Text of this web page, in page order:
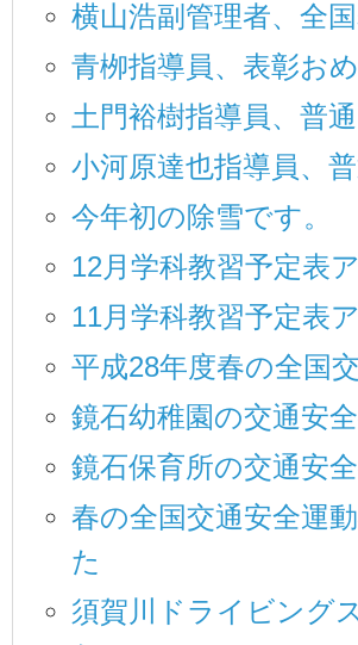
横山浩副管理者、全
青栁指導員、表彰お
土門裕樹指導員、普
小河原達也指導員、
今年初の除雪です。
12月学科教習予定表
11月学科教習予定表
平成28年度春の全国
鏡石幼稚園の交通安
鏡石保育所の交通安
春の全国交通安全運
た
須賀川ドライビング